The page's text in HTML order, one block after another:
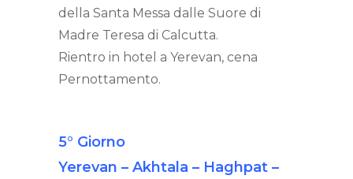
della Santa Messa dalle Suore di
Madre Teresa di Calcutta.
Rientro in hotel a Yerevan, cena
Pernottamento.
5° Giorno
Yerevan – Akhtala – Haghpat –